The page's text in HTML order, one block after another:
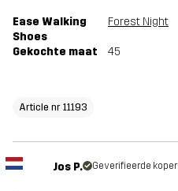
Ease Walking
Shoes
Forest Night
Gekochte maat 45
Article nr 11193
Jos P. Geverifieerde koper